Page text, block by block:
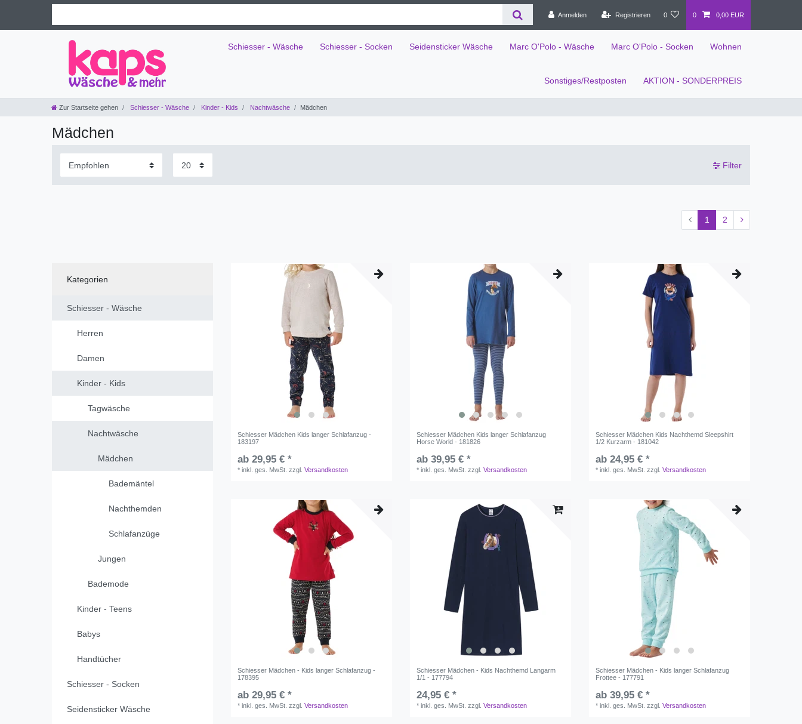
Anmelden Registrieren 0 0 0,00 EUR
Schiesser - Wäsche Schiesser - Socken Seidensticker Wäsche Marc O'Polo - Wäsche Marc O'Polo - Socken Wohnen
Sonstiges/Restposten AKTION - SONDERPREIS
Zur Startseite gehen Schiesser - Wäsche Kinder - Kids Nachtwäsche Mädchen
Mädchen
Filter
1 2
Kategorien
Schiesser - Wäsche
Herren
Damen
Kinder - Kids
Tagwäsche
Nachtwäsche
Mädchen
Bademäntel
Nachthemden
Schlafanzüge
Jungen
Bademode
Kinder - Teens
Babys
Handtücher
Schiesser - Socken
Seidensticker Wäsche
Schiesser Mädchen Kids langer Schlafanzug -
183197
ab 29,95 € *
*inkl. ges. MwSt. zzgl.Versandkosten
Schiesser Mädchen Kids langer Schlafanzug
Horse World - 181826
ab 39,95 € *
*inkl. ges. MwSt. zzgl.Versandkosten
Schiesser Mädchen Kids Nachthemd Sleepshirt
1/2 Kurzarm - 181042
ab 24,95 € *
*inkl. ges. MwSt. zzgl.Versandkosten
Schiesser Mädchen - Kids langer Schlafanzug -
178395
ab 29,95 € *
*inkl. ges. MwSt. zzgl.Versandkosten
Schiesser Mädchen - Kids Nachthemd Langarm
1/1 - 177794
24,95 € *
*inkl. ges. MwSt. zzgl.Versandkosten
Schiesser Mädchen - Kids langer Schlafanzug
Frottee - 177791
ab 39,95 € *
*inkl. ges. MwSt. zzgl.Versandkosten